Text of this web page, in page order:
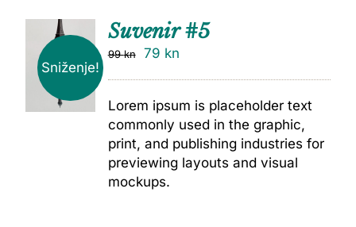
Sniženje!
Suvenir #5
99kn 79 kn
Lorem ipsum is placeholder text
commonly used in the graphic,
print, and publishing industries for
previewing layouts and visual
mockups.